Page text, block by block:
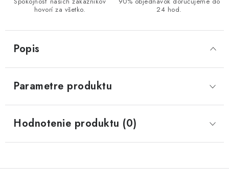
hovorí za všetko.
24 hod.
Popis
Parametre produktu
Hodnotenie produktu (0)